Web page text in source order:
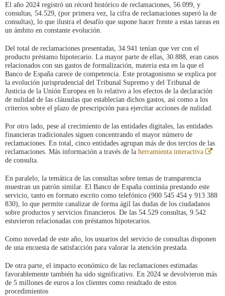
El año 2024 registró un récord histórico de reclamaciones, 56.099, y
consultas, 54.529, (por primera vez, la cifra de reclamaciones superó la de
consultas), lo que ilustra el desafío que supone hacer frente a estas tareas en
un ámbito en constante evolución.
Del total de reclamaciones presentadas, 34.941 tenían que ver con el
producto préstamo hipotecario. La mayor parte de ellas, 30.888, eran casos
relacionados con sus gastos de formalización, materia esta en la que el
Banco de España carece de competencia. Este protagonismo se explica por
la evolución jurisprudencial del Tribunal Supremo y del Tribunal de
Justicia de la Unión Europea en lo relativo a los efectos de la declaración
de nulidad de las cláusulas que establecían dichos gastos, así como a los
criterios sobre el plazo de prescripción para ejercitar acciones de nulidad.
Por otro lado, pese al crecimiento de las entidades digitales, las entidades
financieras tradicionales siguen concentrando el mayor número de
reclamaciones. En total, cinco entidades agrupan más de dos tercios de las
reclamaciones. Más información a través de la herramienta interactiva
de consulta.
En paralelo, la temática de las consultas sobre temas de transparencia
muestran un patrón similar. El Banco de España continúa prestando este
servicio, tanto en formato escrito como telefónico (900 545 454 y 913 388
830), lo que permite canalizar de forma ágil las dudas de los ciudadanos
sobre productos y servicios financieros. De las 54.529 consultas, 9.542
estuvieron relacionadas con préstamos hipotecarios.
Como novedad de este año, los usuarios del servicio de consultas disponen
de una encuesta de satisfacción para valorar la atención prestada.
De otra parte, el impacto económico de las reclamaciones estimadas
favorablemente también ha sido significativo. En 2024 se devolvieron más
de 5 millones de euros a los clientes como resultado de estos
procedimientos